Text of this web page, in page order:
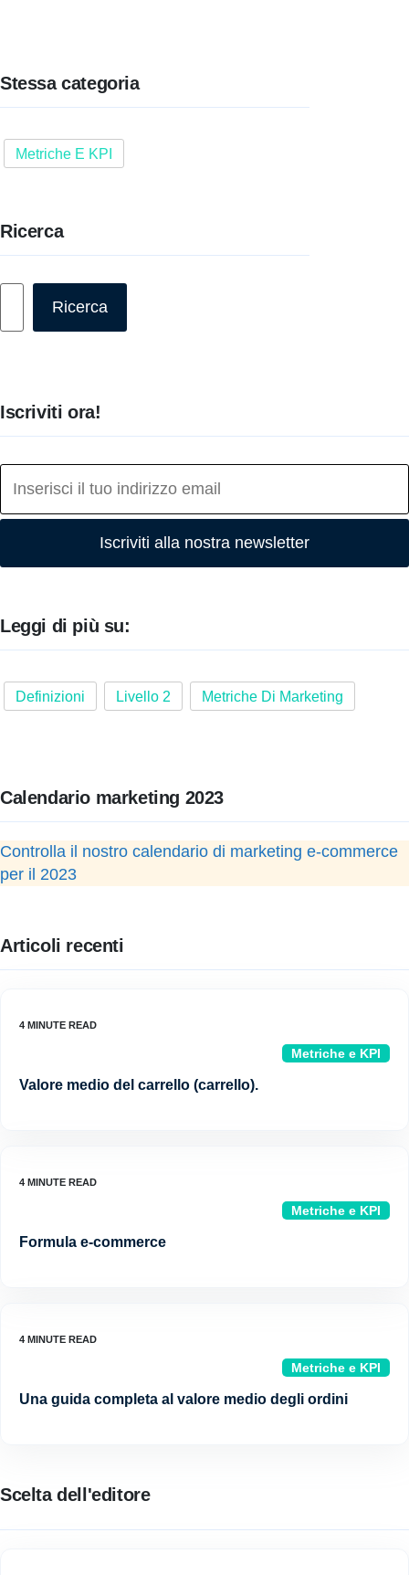
Stessa categoria
Metriche E KPI
Ricerca
Ricerca
Iscriviti ora!
Iscriviti alla nostra newsletter
Leggi di più su:
Definizioni Livello 2 Metriche Di Marketing
Calendario marketing 2023
Controlla il nostro calendario di marketing e-commerce
per il 2023
Articoli recenti
Metriche e KPI
Valore medio del carrello (carrello).
Metriche e KPI
Formula e-commerce
Metriche e KPI
Una guida completa al valore medio degli ordini
Scelta dell'editore